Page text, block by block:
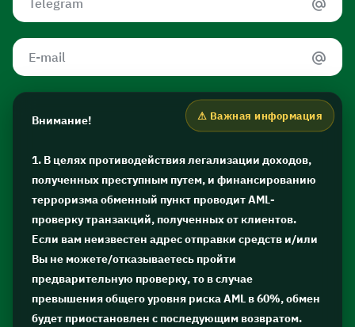
Внимание!
1. В целях противодействия легализации доходов,
полученных преступным путем, и финансированию
терроризма обменный пункт проводит AML-
проверку транзакций, полученных от клиентов.
Если вам неизвестен адрес отправки средств и/или
Вы не можете/отказываетесь пройти
предварительную проверку, то в случае
превышения общего уровня риска AML в 60%, обмен
будет приостановлен с последующим возвратом.